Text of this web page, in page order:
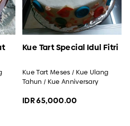
Kue Tart Special Idul Fitri
Kue Tart Meses / Kue Ulang
Tahun / Kue Anniversary
IDR 65,000.00